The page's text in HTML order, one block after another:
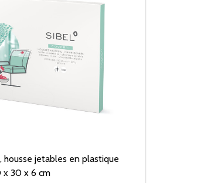
housse jetables en plastique
x 30 x 6 cm